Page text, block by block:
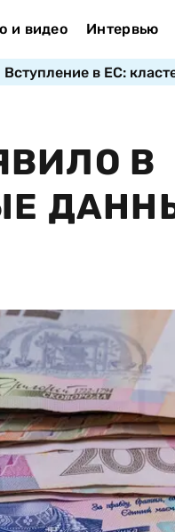
и видео Интервью
Вступление в ЕС:
В